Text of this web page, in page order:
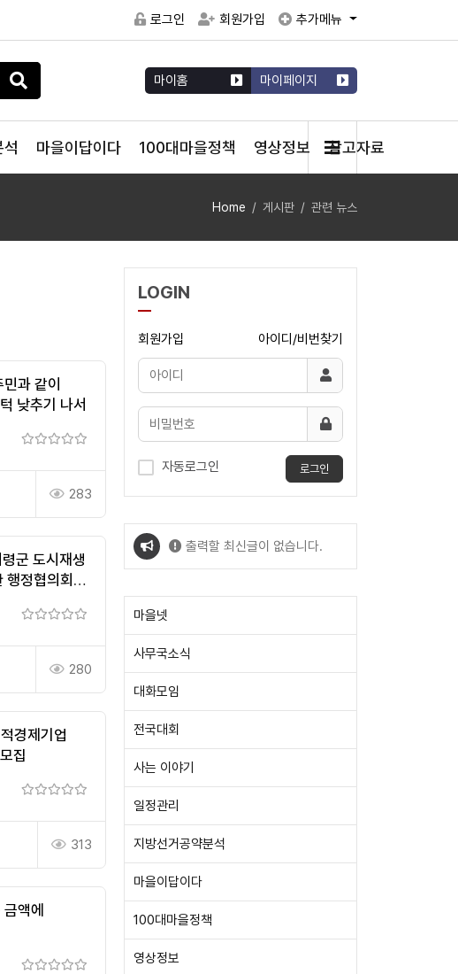
로그인 회원가입 추가메뉴
마이홈 마이페이지
마을이답이다 100대마을정책 영상정보 참고자료
Home 게시판 관련 뉴스
과 같이
낮추기 나서
283
군 도시재생
행정협의회
280
경제기업
집
313
액에
LOGIN
회원가입 아이디/비번찾기
자동로그인 로그인
출력할 최신글이 없습니다.
마을넷
사무국소식
대화모임
전국대회
사는 이야기
일정관리
지방선거공약분석
마을이답이다
100대마을정책
영상정보